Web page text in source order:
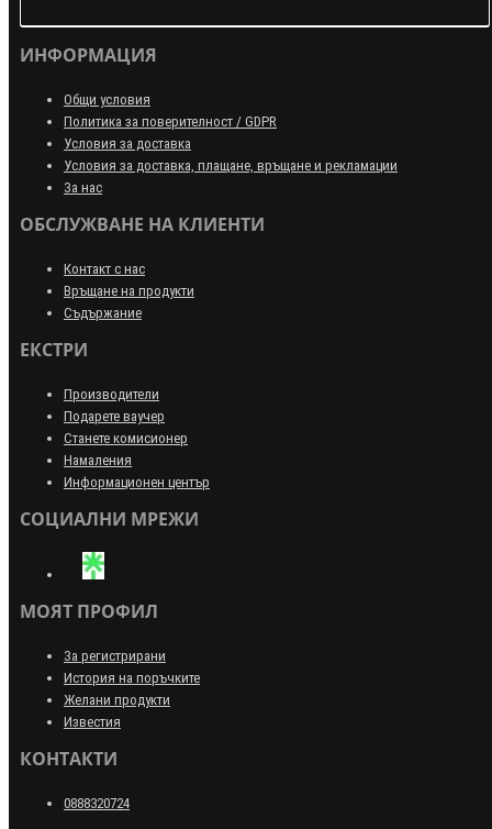
ИНФОРМАЦИЯ
Общи условия
Политика за поверителност / GDPR
Условия за доставка
Условия за доставка, плащане, връщане и рекламации
За нас
ОБСЛУЖВАНЕ НА КЛИЕНТИ
Контакт с нас
Връщане на продукти
Съдържание
ЕКСТРИ
Производители
Подарете ваучер
Станете комисионер
Намаления
Информационен център
СОЦИАЛНИ МРЕЖИ
МОЯТ ПРОФИЛ
За регистрирани
История на поръчките
Желани продукти
Известия
КОНТАКТИ
0888320724